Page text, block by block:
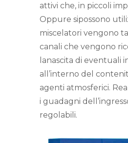
attivi che, in piccoli
Oppure sipossono
miscelatori vengono
canali che vengono
lanascita di eventuali
all’interno del
agenti atmosferici.
i guadagni
regolabili.